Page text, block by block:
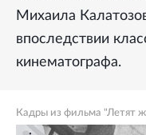
Михаила
впоследствии
кинематографа.
Кадры из фильма "Летят